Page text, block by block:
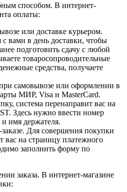
способом. В интернет-
оплаты:
или доставке курьером.
вами в день доставки, чтобы
подготовить сдачу с любой
товаросопроводительные
средства, получаете
самовывозе или оформлении в
МИР, Visa и MasterCard.
система перенаправит вас на
Здесь нужно ввести номер
имя держателя.
Для совершения покупки
вас на страницу платежного
заполнить форму по
заказа. В интернет-магазине